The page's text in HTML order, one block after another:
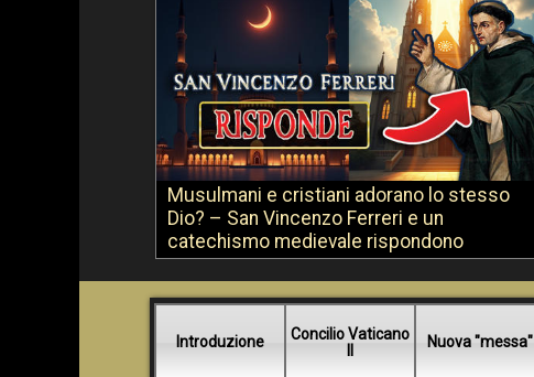
Musulmani e cristiani adorano lo stesso
Dio? – San Vincenzo Ferreri e un
catechismo medievale rispondono
Introduzione
Concilio Vaticano
Nuova "messa"